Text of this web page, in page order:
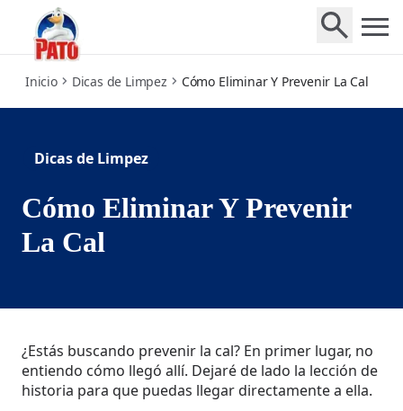
how-to-remove-prevent-limescale
Inicio Dicas de Limpez Cómo Eliminar Y Prevenir La Cal
Dicas de Limpez
Cómo Eliminar Y Prevenir
La Cal
¿Estás buscando prevenir la cal? En primer lugar, no
entiendo cómo llegó allí. Dejaré de lado la lección de
historia para que puedas llegar directamente a ella.